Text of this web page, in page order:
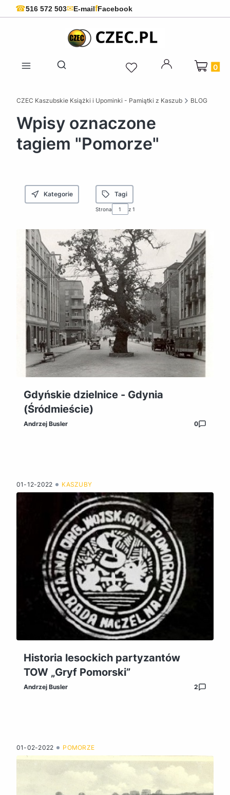
☎516 572 503✉E-mailfFacebook
Otwórz wyszukiwarkę
Produkty
CZEC Kaszubskie Książki i Upominki - Pamiątki z Kaszub BLOG
Wpisy oznaczone
tagiem "Pomorze"
Kategorie Tagi
Strona z 1
Gdyńskie dzielnice - Gdynia
(Śródmieście)
Andrzej Busler 0
01-12-2022 KASZUBY
Historia lesockich partyzantów
TOW „Gryf Pomorski”
Andrzej Busler 2
01-02-2022 POMORZE